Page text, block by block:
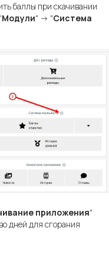
баллы при скачивании
Модули" -> "Система
приложения"
дней для сгорания